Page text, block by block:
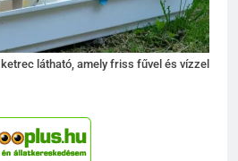
látható, amely friss fűvel és vízzel